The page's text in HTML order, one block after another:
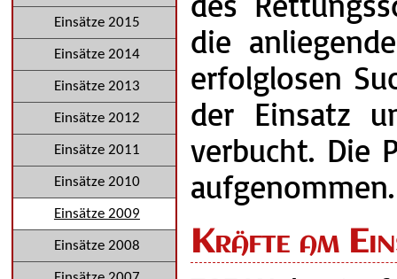
die
erfolglosen
der Einsatz
verbucht. Die
aufgenommen.
Kräfte am
Einsätze 2015
Einsätze 2014
Einsätze 2013
Einsätze 2012
Einsätze 2011
Einsätze 2010
Einsätze 2009
Einsätze 2008